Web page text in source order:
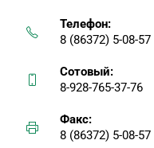
Телефон:
8 (86372) 5-08-57
Сотовый:
8-928-765-37-76
Факс:
8 (86372) 5-08-57